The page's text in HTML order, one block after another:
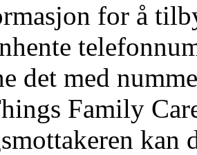
for å
det med
Family
kan